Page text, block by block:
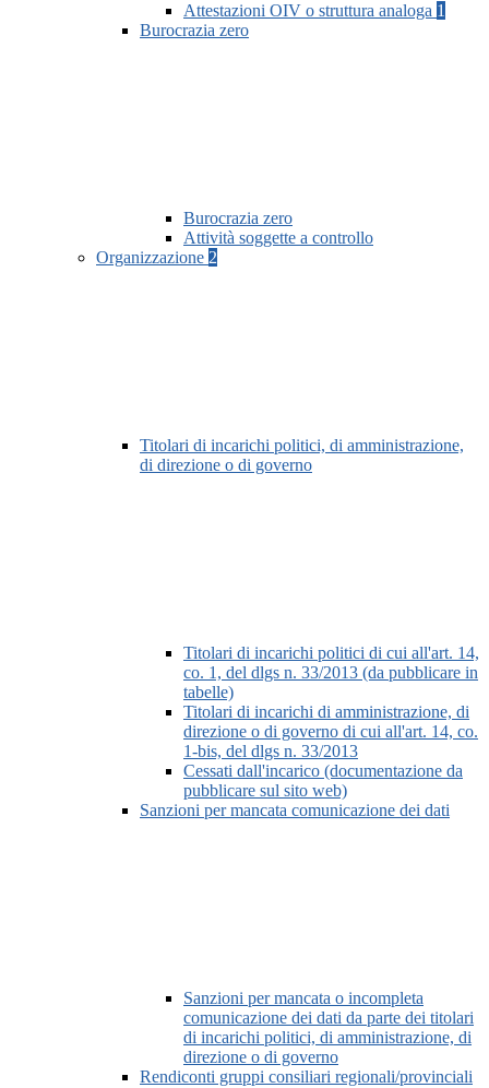
Attestazioni OIV o struttura analoga 1
Burocrazia zero
Burocrazia zero
Attività soggette a controllo
Organizzazione 2
Titolari di incarichi politici, di amministrazione,
di direzione o di governo
Titolari di incarichi politici di cui all'art. 14,
co. 1, del dlgs n. 33/2013 (da pubblicare in
tabelle)
Titolari di incarichi di amministrazione, di
direzione o di governo di cui all'art. 14, co.
1-bis, del dlgs n. 33/2013
Cessati dall'incarico (documentazione da
pubblicare sul sito web)
Sanzioni per mancata comunicazione dei dati
Sanzioni per mancata o incompleta
comunicazione dei dati da parte dei titolari
di incarichi politici, di amministrazione, di
direzione o di governo
Rendiconti gruppi consiliari regionali/provinciali